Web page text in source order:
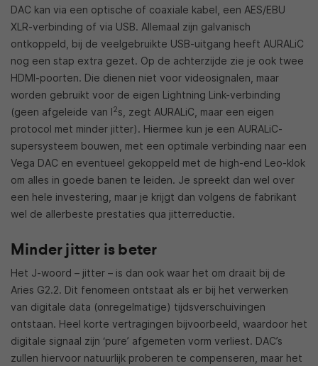
DAC kan via een optische of coaxiale kabel, een AES/EBU
XLR-verbinding of via USB. Allemaal zijn galvanisch
ontkoppeld, bij de veelgebruikte USB-uitgang heeft AURALiC
nog een stap extra gezet. Op de achterzijde zie je ook twee
HDMI-poorten. Die dienen niet voor videosignalen, maar
worden gebruikt voor de eigen Lightning Link-verbinding
(geen afgeleide van I2s, zegt AURALiC, maar een eigen
protocol met minder jitter). Hiermee kun je een AURALiC-
supersysteem bouwen, met een optimale verbinding naar een
Vega DAC en eventueel gekoppeld met de high-end Leo-klok
om alles in goede banen te leiden. Je spreekt dan wel over
een hele investering, maar je krijgt dan volgens de fabrikant
wel de allerbeste prestaties qua jitterreductie.
Minder jitter is beter
Het J-woord – jitter – is dan ook waar het om draait bij de
Aries G2.2. Dit fenomeen ontstaat als er bij het verwerken
van digitale data (onregelmatige) tijdsverschuivingen
ontstaan. Heel korte vertragingen bijvoorbeeld, waardoor het
digitale signaal zijn ‘pure’ afgemeten vorm verliest. DAC’s
zullen hiervoor natuurlijk proberen te compenseren, maar het